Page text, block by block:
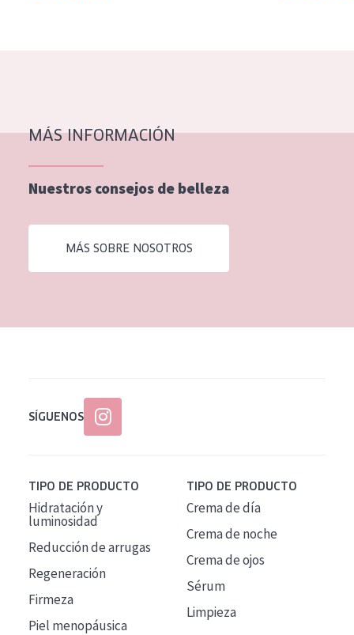
Piel madura
MÁS INFORMACIÓN
Nuestros consejos de belleza
MÁS SOBRE NOSOTROS
SÍGUENOS
TIPO DE PRODUCTO
Hidratación y
luminosidad
Reducción de arrugas
Regeneración
Firmeza
Piel menopáusica
TIPO DE PRODUCTO
Crema de día
Crema de noche
Crema de ojos
Sérum
Limpieza